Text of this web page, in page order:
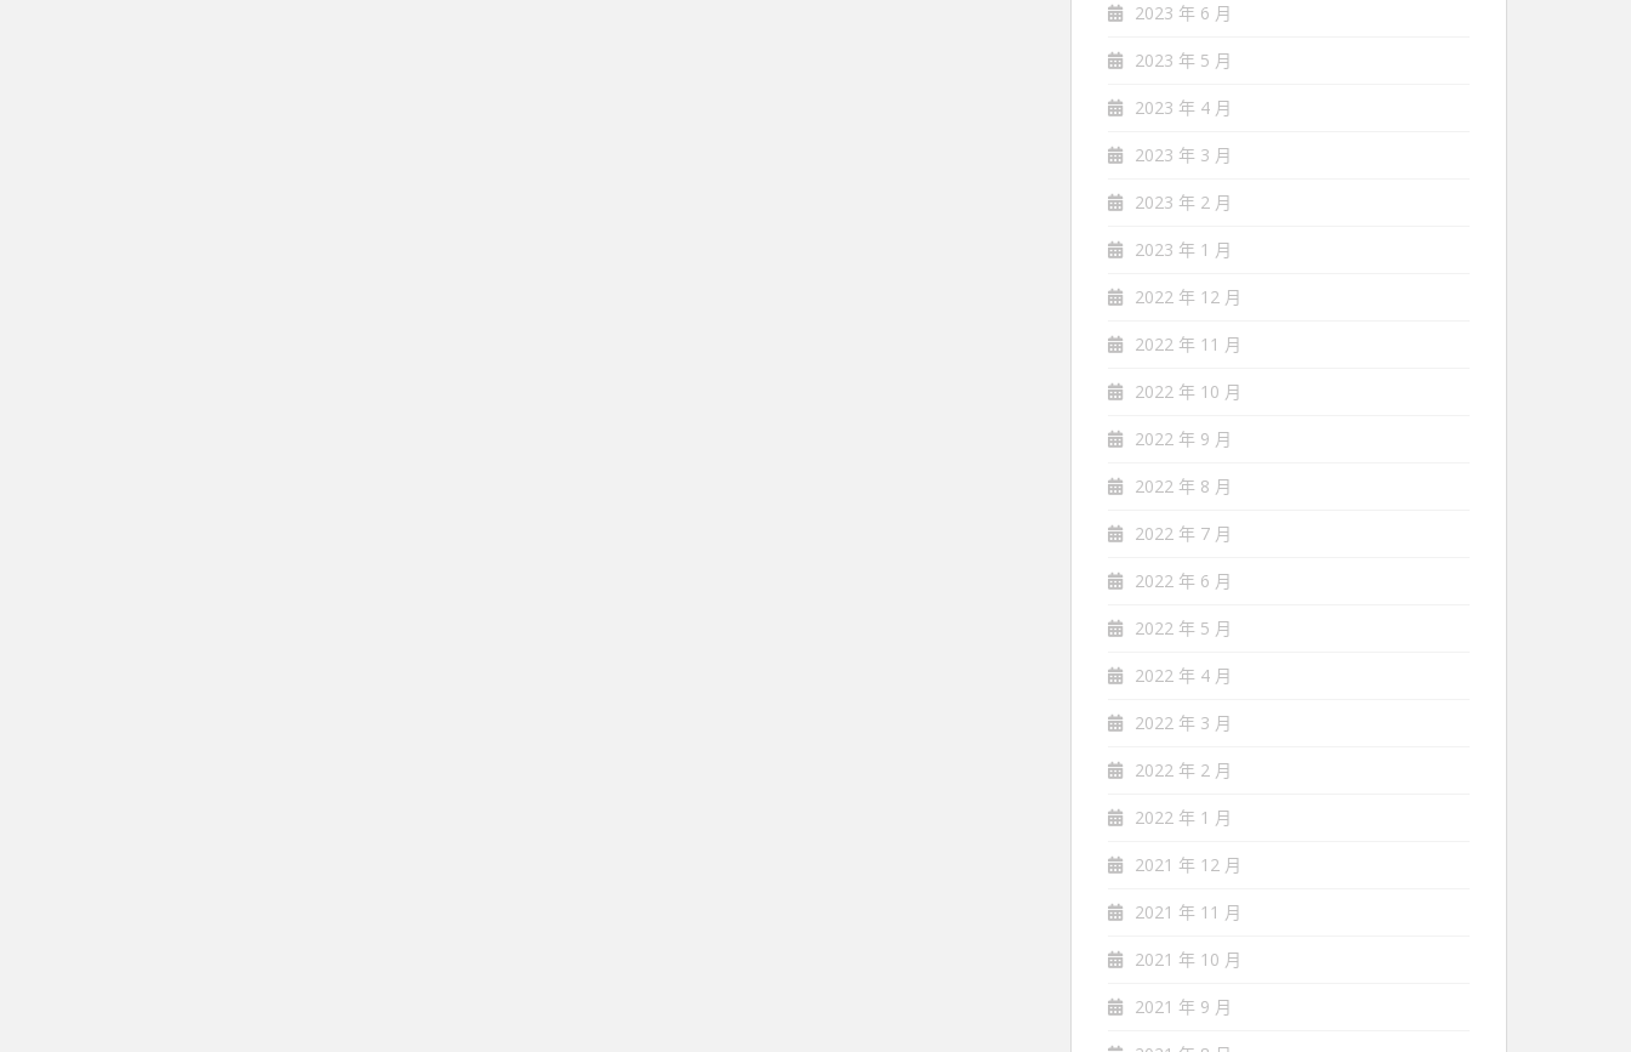
2023 年 6 月
2023 年 5 月
2023 年 4 月
2023 年 3 月
2023 年 2 月
2023 年 1 月
2022 年 12 月
2022 年 11 月
2022 年 10 月
2022 年 9 月
2022 年 8 月
2022 年 7 月
2022 年 6 月
2022 年 5 月
2022 年 4 月
2022 年 3 月
2022 年 2 月
2022 年 1 月
2021 年 12 月
2021 年 11 月
2021 年 10 月
2021 年 9 月